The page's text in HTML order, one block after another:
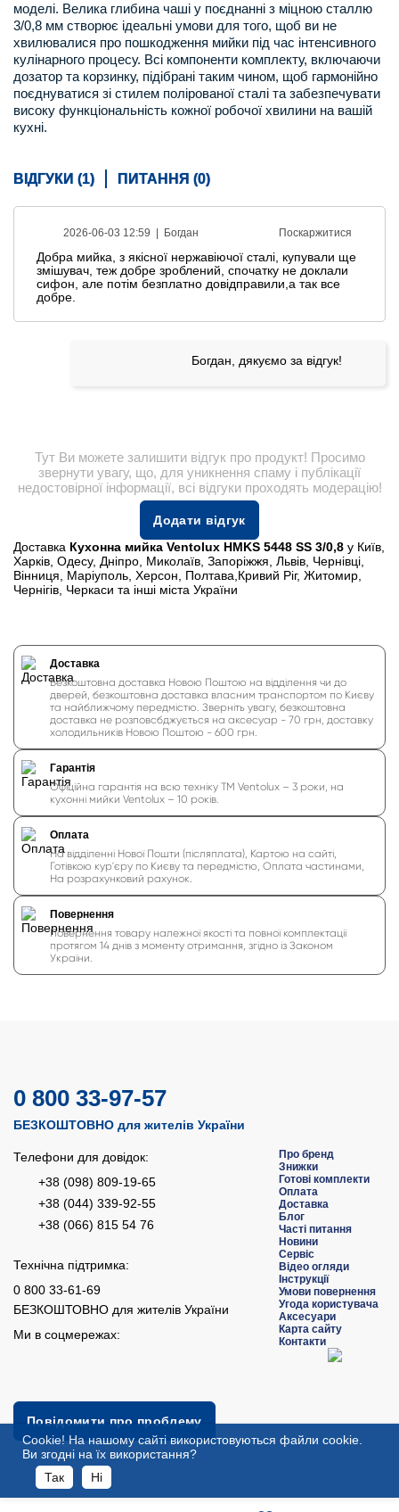
моделі. Велика глибина чаші у поєднанні з міцною сталлю
3/0,8 мм створює ідеальні умови для того, щоб ви не
хвилювалися про пошкодження мийки під час інтенсивного
кулінарного процесу. Всі компоненти комплекту, включаючи
дозатор та корзинку, підібрані таким чином, щоб гармонійно
поєднуватися зі стилем полірованої сталі та забезпечувати
високу функціональність кожної робочої хвилини на вашій
кухні.
ВІДГУКИ (1) ПИТАННЯ (0)
2026-06-03 12:59 | Богдан Поскаржитися
Добра мийка, з якісної нержавіючої сталі, купували ще
змішувач, теж добре зроблений, спочатку не доклали
сифон, але потім безплатно довідправили,а так все
добре.
Богдан, дякуємо за відгук!
Тут Ви можете залишити відгук про продукт! Просимо
звернути увагу, що, для уникнення спаму і публікації
недостовірної інформації, всі відгуки проходять модерацію!
Додати відгук
Доставка Кухонна мийка Ventolux HMKS 5448 SS 3/0,8 у Київ,
Харків, Одесу, Дніпро, Миколаїв, Запоріжжя, Львів, Чернівці,
Вінниця, Маріуполь, Херсон, Полтава,Кривий Ріг, Житомир,
Чернігів, Черкаси та інші міста України
Доставка
Безкоштовна доставка Новою Поштою на відділення чи до
дверей, безкоштовна доставка власним транспортом по Києву
та найближчому передмістю. Зверніть увагу, безкоштовна
доставка не розповсбджується на аксесуар - 70 грн, доставку
холодильників Новою Поштою - 600 грн.
Гарантія
Офіційна гарантія на всю техніку ТМ Ventolux – 3 роки, на
кухонні мийки Ventolux – 10 років.
Оплата
На відділенні Нової Пошти (післяплата), Картою на сайті,
Готівкою кур'єру по Києву та передмістю, Оплата частинами,
На розрахунковий рахунок.
Повернення
Повернення товару належної якості та повної комплектації
протягом 14 днів з моменту отримання, згідно із Законом
України.
0 800 33-97-57
БЕЗКОШТОВНО для жителів України
Телефони для довідок:
+38 (098) 809-19-65
+38 (044) 339-92-55
+38 (066) 815 54 76
Технічна підтримка:
0 800 33-61-69
БЕЗКОШТОВНО для жителів України
Ми в соцмережах:
Повідомити про проблему
Про бренд
Знижки
Готові комплекти
Оплата
Доставка
Блог
Часті питання
Новини
Сервіс
Відео огляди
Інструкції
Умови повернення
Угода користувача
Аксесуари
Карта сайту
Контакти
Сookie! На нашому сайті використовуються файли cookie.
Ви згодні на їх використання?
Так
Ні